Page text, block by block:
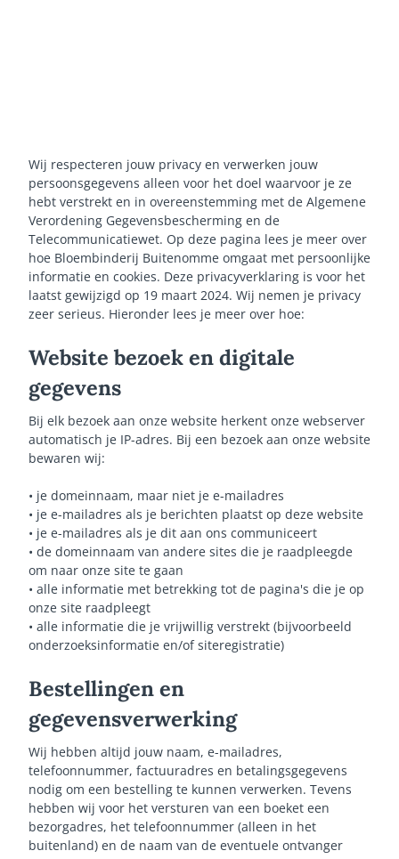
Wij respecteren jouw privacy en verwerken jouw
persoonsgegevens alleen voor het doel waarvoor je ze
hebt verstrekt en in overeenstemming met de Algemene
Verordening Gegevensbescherming en de
Telecommunicatiewet. Op deze pagina lees je meer over
hoe Bloembinderij Buitenomme omgaat met persoonlijke
informatie en cookies. Deze privacyverklaring is voor het
laatst gewijzigd op 19 maart 2024. Wij nemen je privacy
zeer serieus. Hieronder lees je meer over hoe:
Website bezoek en digitale
gegevens
Bij elk bezoek aan onze website herkent onze webserver
automatisch je IP-adres. Bij een bezoek aan onze website
bewaren wij:
• je domeinnaam, maar niet je e-mailadres
• je e-mailadres als je berichten plaatst op deze website
• je e-mailadres als je dit aan ons communiceert
• de domeinnaam van andere sites die je raadpleegde
om naar onze site te gaan
• alle informatie met betrekking tot de pagina's die je op
onze site raadpleegt
• alle informatie die je vrijwillig verstrekt (bijvoorbeeld
onderzoeksinformatie en/of siteregistratie)
Bestellingen en
gegevensverwerking
Wij hebben altijd jouw naam, e-mailadres,
telefoonnummer, factuuradres en betalingsgegevens
nodig om een bestelling te kunnen verwerken. Tevens
hebben wij voor het versturen van een boeket een
bezorgadres, het telefoonnummer (alleen in het
buitenland) en de naam van de eventuele ontvanger